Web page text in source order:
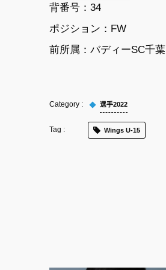
背番号：34
ポジション：FW
前所属：バディーSC千葉
選手2022
Wings U-15